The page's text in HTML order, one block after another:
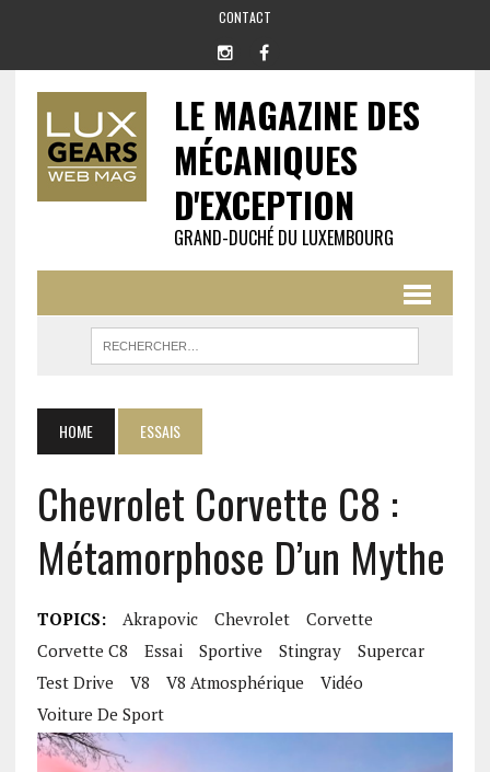
CONTACT
LE MAGAZINE DES
MÉCANIQUES
D'EXCEPTION
GRAND-DUCHÉ DU LUXEMBOURG
HOME ESSAIS
Chevrolet Corvette C8 :
Métamorphose D’un Mythe
TOPICS: Akrapovic Chevrolet
Corvette
Corvette C8
Essai Sportive Stingray
Supercar
Test Drive
V8 V8 Atmosphérique
Vidéo
Voiture De Sport